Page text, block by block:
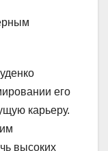
его
карьеру.
высоких